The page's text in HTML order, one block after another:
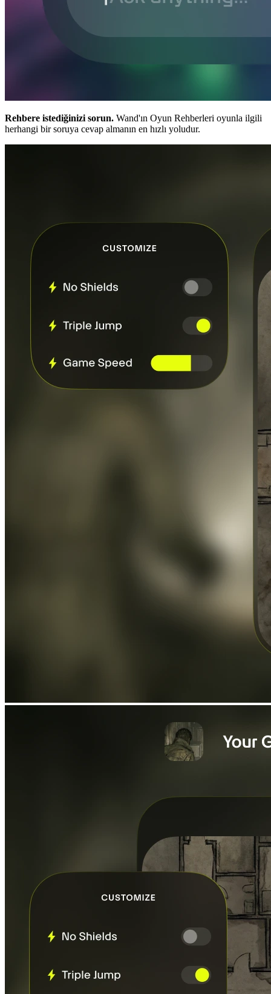
Rehbere istediğinizi sorun. Wand'ın Oyun Rehberleri oyunla ilgili
herhangi bir soruya cevap almanın en hızlı yoludur.